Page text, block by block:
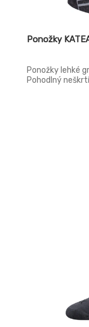
Ponožky
Ponožky lehké
Pohodlný